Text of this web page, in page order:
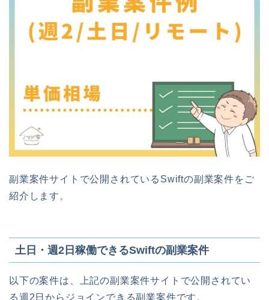
副業案件サイトで公開されているSwiftの副業案件をご
紹介します。
土日・週2日稼働できるSwiftの副業案件
以下の案件は、上記の副業案件サイトで公開されてい
る週2日からジョインできる副業案件です。